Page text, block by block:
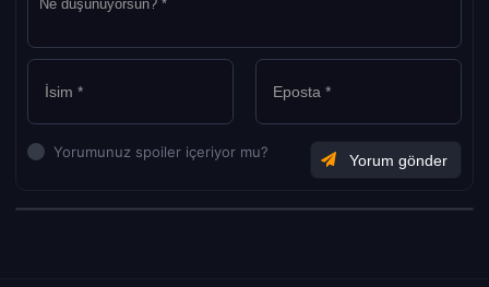
Yorumunuz spoiler içeriyor mu?